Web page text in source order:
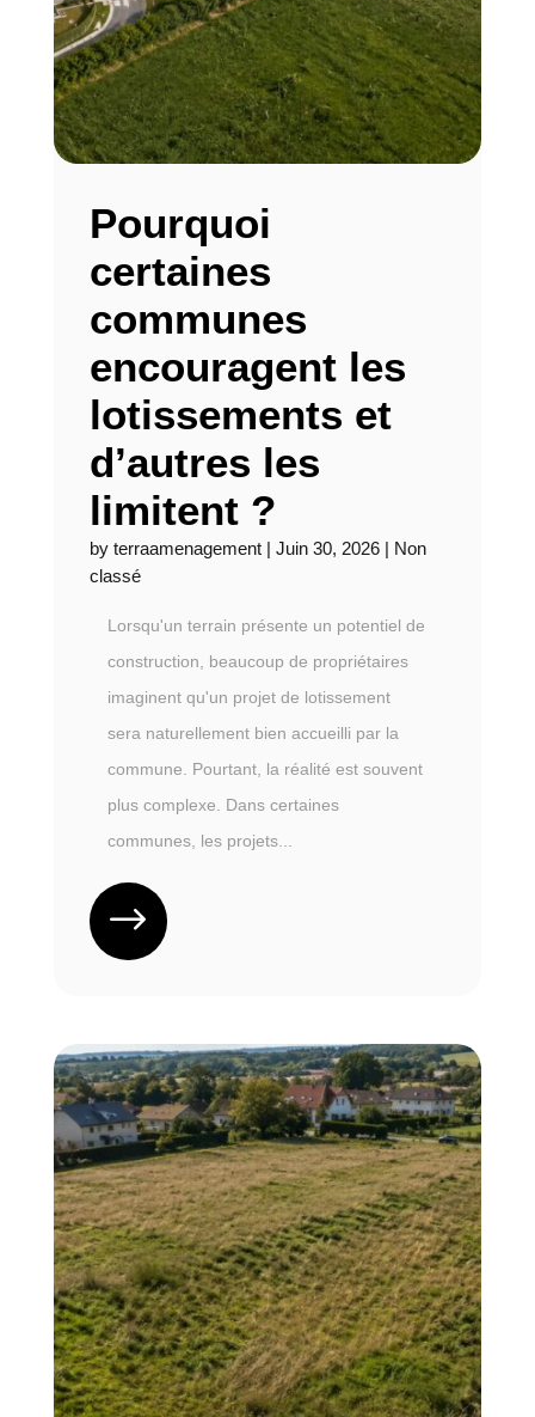
Pourquoi
certaines
communes
encouragent les
lotissements et
d’autres les
limitent ?
by terraamenagement| Juin 30, 2026| Non
classé
Lorsqu'un terrain présente un potentiel de
construction, beaucoup de propriétaires
imaginent qu'un projet de lotissement
sera naturellement bien accueilli par la
commune. Pourtant, la réalité est souvent
plus complexe. Dans certaines
communes, les projets...